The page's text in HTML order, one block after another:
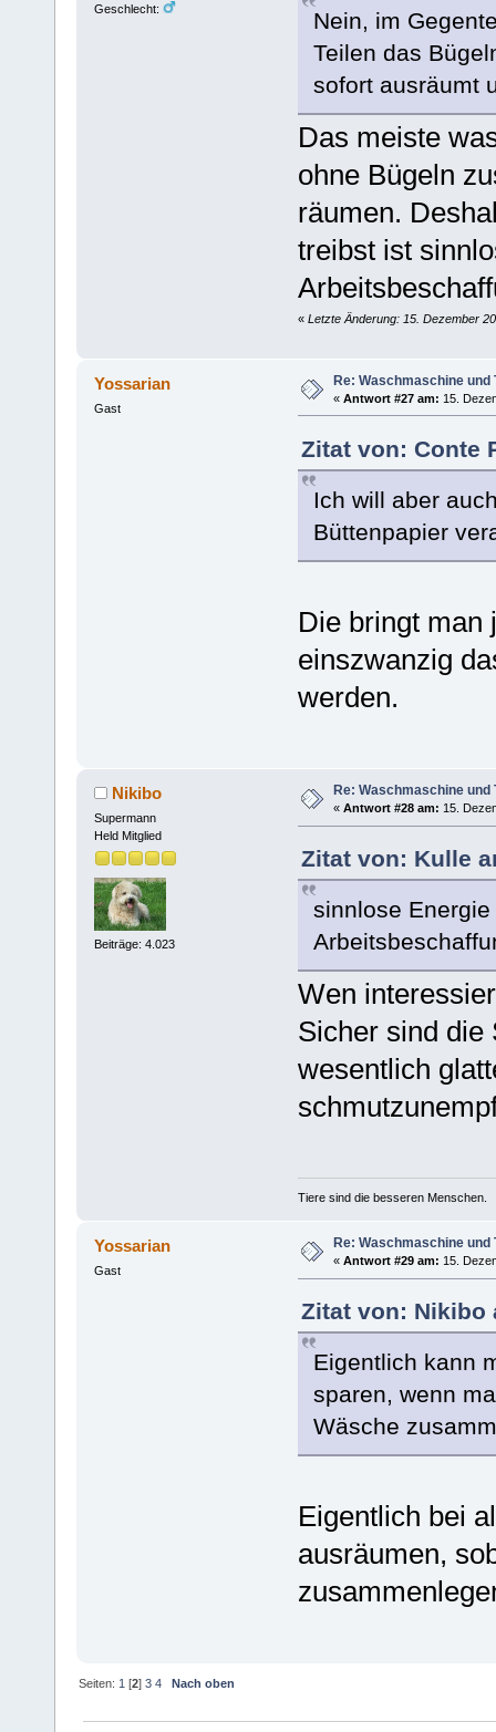
Geschlecht:
Nein, im
Teilen das
sofort ausräumt
Das meiste
ohne Bügeln
räumen.
treibst ist
« Letzte Änderung: 15. Dezember
Yossarian
Gast
Re: Waschmaschine und
« Antwort #27 am: 15.
Zitat von: Conte
Ich will aber
Büttenpapier
Die bringt man
einszwanzig
werden.
Nikibo
Supermann
Held Mitglied
Beiträge: 4.023
Re: Waschmaschine und
« Antwort #28 am: 15.
Zitat von: Kulle
sinnlose
Wen
Sicher sind die
wesentlich
Tiere sind die besseren Menschen.
Yossarian
Gast
Re: Waschmaschine und
« Antwort #29 am: 15.
Zitat von: Nikibo
Eigentlich kann
sparen, wenn
Wäsche
Eigentlich bei
ausräumen,
Seiten: 1 [2]3 4 Nach oben